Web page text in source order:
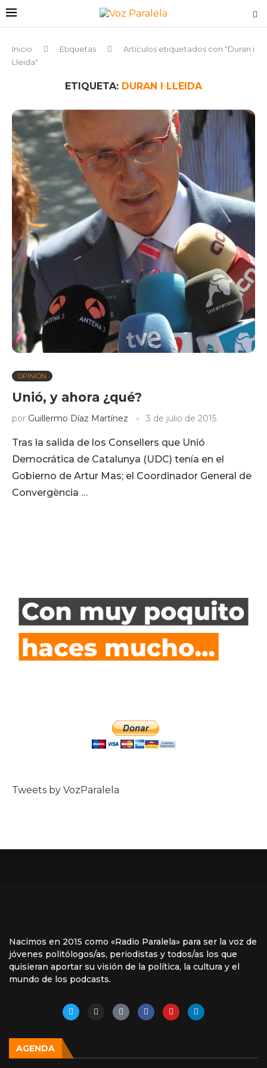
Inicio Etiquetas
Artículos etiquetados con "Duran i
Lleida"
ETIQUETA: DURAN I LLEIDA
OPINIÓN
Unió, y ahora ¿qué?
por Guillermo Díaz Martínez 3 de julio de 2015
Tras la salida de los Consellers que Unió
Democrática de Catalunya (UDC) tenía en el
Gobierno de Artur Mas; el Coordinador General de
Convergència …
Tweets by VozParalela
Nacimos en 2015 como «Radio Paralela» para ser la voz de
jóvenes politólogos/as, periodistas y todos/as los que
quisieran aportar su visión de la política, la cultura y el
mundo de los podcasts.
AGENDA